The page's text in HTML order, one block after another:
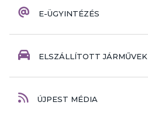
E-ÜGYINTÉZÉS
ELSZÁLLÍTOTT JÁRMŰVEK
ÚJPEST MÉDIA